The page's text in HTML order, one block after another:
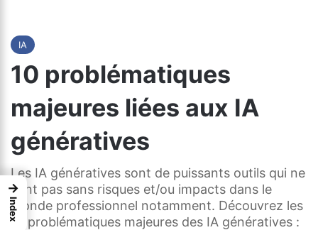
IA
10 problématiques
majeures liées aux IA
génératives
Les IA génératives sont de puissants outils qui ne
sont pas sans risques et/ou impacts dans le
monde professionnel notamment. Découvrez les
10 problématiques majeures des IA génératives :
→
Index